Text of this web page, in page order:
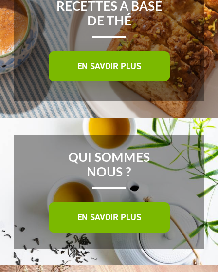
RECETTES À BASE
DE THÉ
EN SAVOIR PLUS
QUI SOMMES
NOUS ?
EN SAVOIR PLUS